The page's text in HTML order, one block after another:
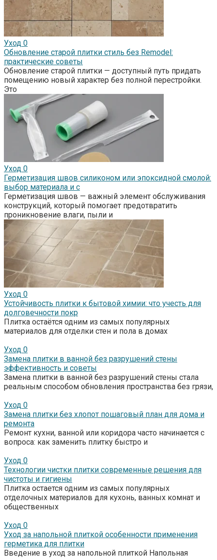
Уход 0
Обновление старой плитки стиль без Remodel:
практические советы
Обновление старой плитки — доступный путь придать
помещению новый характер без полной перестройки.
Это
Уход 0
Герметизация швов силиконом или эпоксидной смолой:
выбор материала и с
Герметизация швов — важный элемент обслуживания
конструкций, который помогает предотвратить
проникновение влаги, пыли и
Уход 0
Устойчивость плитки к бытовой химии: что учесть для
долговечности покр
Плитка остаётся одним из самых популярных
материалов для отделки стен и пола в домах
Уход 0
Замена плитки в ванной без разрушений стены
эффективность и советы
Замена плитки в ванной без разрушений стены стала
реальным способом обновления пространства без грязи,
Уход 0
Замена плитки без хлопот пошаговый план для дома и
ремонта
Ремонт кухни, ванной или коридора часто начинается с
вопроса: как заменить плитку быстро и
Уход 0
Технологии чистки плитки современные решения для
чистоты и гигиены
Плитка остается одним из самых популярных
отделочных материалов для кухонь, ванных комнат и
общественных
Уход 0
Уход за напольной плиткой особенности применения
герметика для плитки
Введение в уход за напольной плиткой Напольная